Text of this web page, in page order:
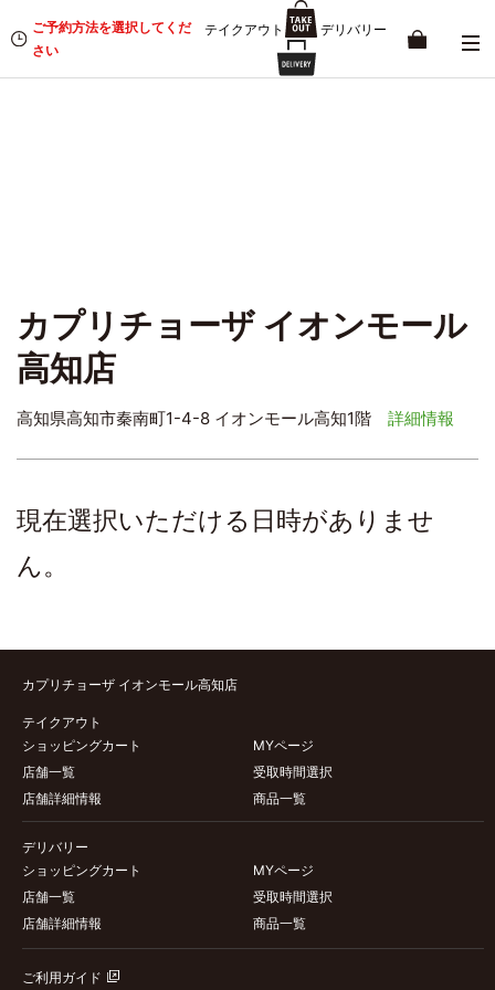
ご予約方法を選択してくだ
さい
テイクアウト デリバリー
カプリチョーザ イオンモール
高知店
高知県高知市秦南町1-4-8 イオンモール高知1階 詳細情報
現在選択いただける日時がありませ
ん。
カプリチョーザ イオンモール高知店
テイクアウト
ショッピングカート
受取時間選択
商品一覧
店舗一覧
店舗詳細情報
MYページ
デリバリー
ショッピングカート
受取時間選択
商品一覧
店舗一覧
店舗詳細情報
MYページ
ご利用ガイド